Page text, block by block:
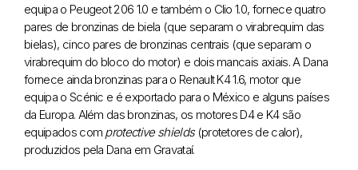
equipa o Peugeot 206 1.0 e também o Clio 1.0, fornece quatro
pares de bronzinas de biela (que separam o virabrequim das
bielas), cinco pares de bronzinas centrais (que separam o
virabrequim do bloco do motor) e dois mancais axiais. A Dana
fornece ainda bronzinas para o Renault K4 1.6, motor que
equipa o Scénic e é exportado para o México e alguns países
da Europa. Além das bronzinas, os motores D4 e K4 são
equipados com protective shields(protetores de calor),
produzidos pela Dana em Gravataí.